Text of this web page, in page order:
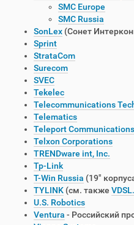
SMC Europe
SMC Russia
SonLex (Сонет
Sprint
StrataCom
Surecom
SVEC
Tekelec
Telecommunications
Telematics
Teleport
Telxon Corporations
TRENDware int, Inc.
Tp-Link
T-Win Russia (19"
TYLINK (см. также
U.S. Robotics
Ventura - Российский